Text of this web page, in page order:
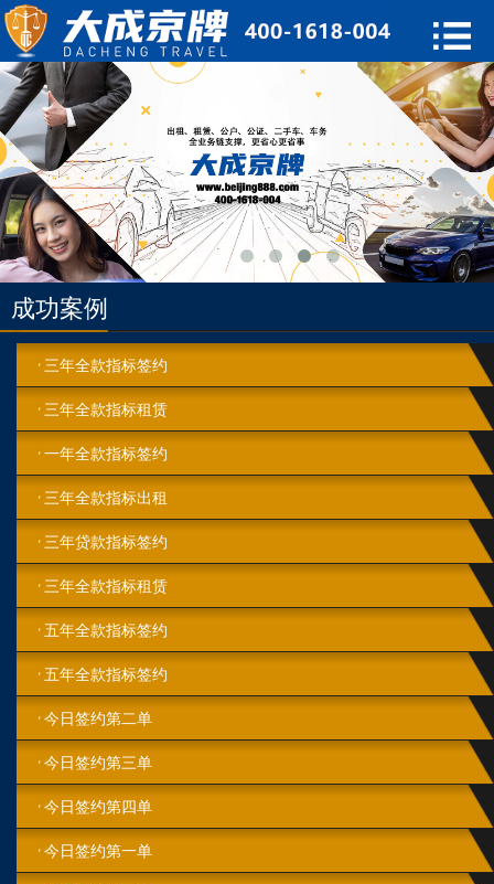
成功案例
三年全款指标签约
三年全款指标租赁
一年全款指标签约
三年全款指标出租
三年贷款指标签约
三年全款指标租赁
五年全款指标签约
五年全款指标签约
今日签约第二单
今日‮约签‬第‬三单
今日签约第四单
今日签约第一单